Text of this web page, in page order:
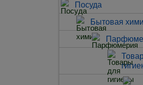
Посуда
Бытовая